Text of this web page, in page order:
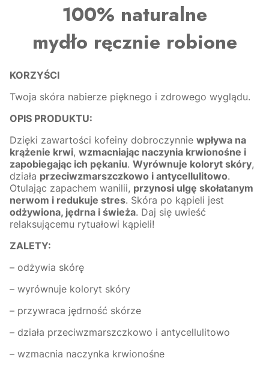
100% naturalne
mydło ręcznie robione
KORZYŚCI
Twoja skóra nabierze pięknego i zdrowego wyglądu.
OPIS PRODUKTU:
Dzięki zawartości kofeiny dobroczynnie wpływa na
krążenie krwi, wzmacniając naczynia krwionośne i
zapobiegając ich pękaniu. Wyrównuje koloryt skóry,
działa przeciwzmarszczkowo i antycellulitowo.
Otulając zapachem wanilii, przynosi ulgę skołatanym
nerwom i redukuje stres. Skóra po kąpieli jest
odżywiona, jędrna i świeża. Daj się uwieść
relaksującemu rytuałowi kąpieli!
ZALETY:
– odżywia skórę
– wyrównuje koloryt skóry
– przywraca jędrność skórze
– działa przeciwzmarszczkowo i antycellulitowo
– wzmacnia naczynka krwionośne